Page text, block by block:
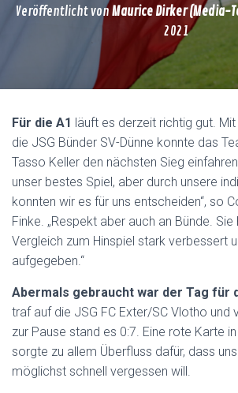
Veröffentlicht von Maurice Dirker (Media-
2021
Für die A1 läuft es derzeit richtig gut.
die JSG Bünder SV-Dünne konnte das
Tasso Keller den nächsten Sieg
unser bestes Spiel, aber durch unsere
konnten wir es für uns entscheiden“, so
Finke. „Respekt aber auch an Bünde.
Vergleich zum Hinspiel stark verbessert
aufgegeben.“
Abermals gebraucht war der Tag für
traf auf die JSG FC Exter/SC Vlotho und
zur Pause stand es 0:7. Eine rote Karte
sorgte zu allem Überfluss dafür, dass
möglichst schnell vergessen will.